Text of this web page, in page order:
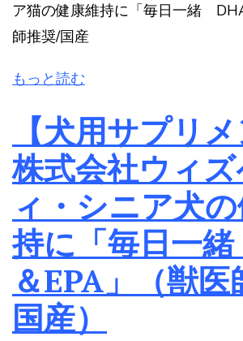
ア猫の健康維持に「毎日一緒
師推奨/国産
もっと読む
【犬用サプリメ
株式会社ウィ
ィ・シニア犬
持に「毎日一
＆EPA」（獣
国産）